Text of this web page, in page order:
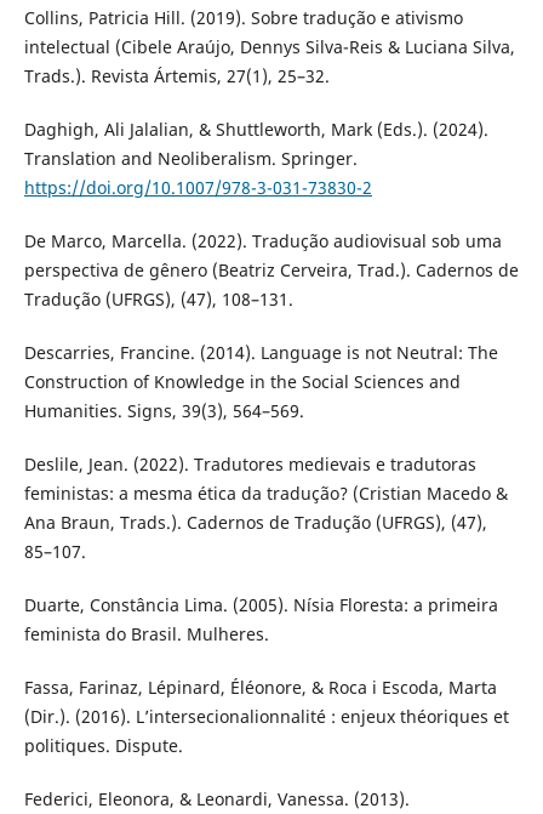
Collins, Patricia Hill. (2019). Sobre tradução e ativismo
intelectual (Cibele Araújo, Dennys Silva-Reis & Luciana Silva,
Trads.). Revista Ártemis, 27(1), 25–32.
Daghigh, Ali Jalalian, & Shuttleworth, Mark (Eds.). (2024).
Translation and Neoliberalism. Springer.
https://doi.org/10.1007/978-3-031-73830-2
De Marco, Marcella. (2022). Tradução audiovisual sob uma
perspectiva de gênero (Beatriz Cerveira, Trad.). Cadernos de
Tradução (UFRGS), (47), 108–131.
Descarries, Francine. (2014). Language is not Neutral: The
Construction of Knowledge in the Social Sciences and
Humanities. Signs, 39(3), 564–569.
Deslile, Jean. (2022). Tradutores medievais e tradutoras
feministas: a mesma ética da tradução? (Cristian Macedo &
Ana Braun, Trads.). Cadernos de Tradução (UFRGS), (47),
85–107.
Duarte, Constância Lima. (2005). Nísia Floresta: a primeira
feminista do Brasil. Mulheres.
Fassa, Farinaz, Lépinard, Éléonore, & Roca i Escoda, Marta
(Dir.). (2016). L’intersecionalionnalité : enjeux théoriques et
politiques. Dispute.
Federici, Eleonora, & Leonardi, Vanessa. (2013).